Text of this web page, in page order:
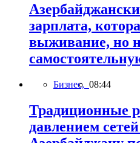
зарплата,
выживание, но
Бизнес, 08:44
Традиционные
давлением